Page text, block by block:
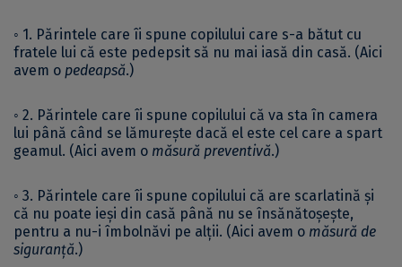
◦ 1. Părintele care îi spune copilului care s-a bătut cu
fratele lui că este pedepsit să nu mai iasă din casă. (Aici
avem o pedeapsă.)
◦ 2. Părintele care îi spune copilului că va sta în camera
lui până când se lămurește dacă el este cel care a spart
geamul. (Aici avem o măsură preventivă.)
◦ 3. Părintele care îi spune copilului că are scarlatină și
că nu poate ieși din casă până nu se însănătoșește,
pentru a nu-i îmbolnăvi pe alții. (Aici avem o măsură de
siguranță.)